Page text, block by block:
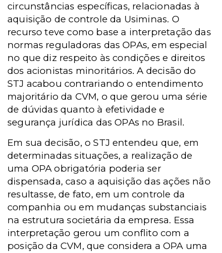
circunstâncias específicas, relacionadas à
aquisição de controle da Usiminas. O
recurso teve como base a interpretação das
normas reguladoras das OPAs, em especial
no que diz respeito às condições e direitos
dos acionistas minoritários. A decisão do
STJ acabou contrariando o entendimento
majoritário da CVM, o que gerou uma série
de dúvidas quanto à efetividade e
segurança jurídica das OPAs no Brasil.
Em sua decisão, o STJ entendeu que, em
determinadas situações, a realização de
uma OPA obrigatória poderia ser
dispensada, caso a aquisição das ações não
resultasse, de fato, em um controle da
companhia ou em mudanças substanciais
na estrutura societária da empresa. Essa
interpretação gerou um conflito com a
posição da CVM, que considera a OPA uma